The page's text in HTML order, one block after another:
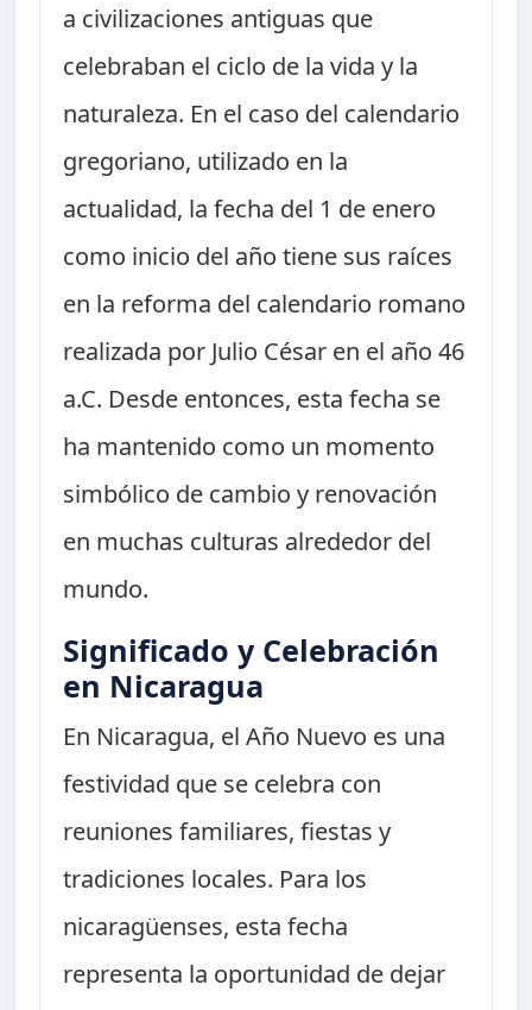
a civilizaciones antiguas que
celebraban el ciclo de la vida y la
naturaleza. En el caso del calendario
gregoriano, utilizado en la
actualidad, la fecha del 1 de enero
como inicio del año tiene sus raíces
en la reforma del calendario romano
realizada por Julio César en el año 46
a.C. Desde entonces, esta fecha se
ha mantenido como un momento
simbólico de cambio y renovación
en muchas culturas alrededor del
mundo.
Significado y Celebración
en Nicaragua
En Nicaragua, el Año Nuevo es una
festividad que se celebra con
reuniones familiares, fiestas y
tradiciones locales. Para los
nicaragüenses, esta fecha
representa la oportunidad de dejar